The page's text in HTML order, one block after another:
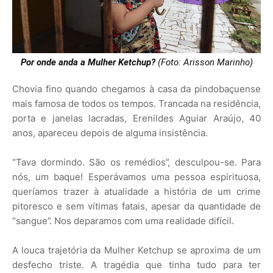
Por onde anda a Mulher Ketchup?(Foto: Arisson Marinho)
Chovia fino quando chegamos à casa da pindobaçuense
mais famosa de todos os tempos. Trancada na residência,
porta e janelas lacradas, Erenildes Aguiar Araújo, 40
anos, apareceu depois de alguma insistência.
“Tava dormindo. São os remédios”, desculpou-se. Para
nós, um baque! Esperávamos uma pessoa espirituosa,
queríamos trazer à atualidade a história de um crime
pitoresco e sem vítimas fatais, apesar da quantidade de
“sangue”. Nos deparamos com uma realidade difícil.
A louca trajetória da Mulher Ketchup se aproxima de um
desfecho triste. A tragédia que tinha tudo para ter